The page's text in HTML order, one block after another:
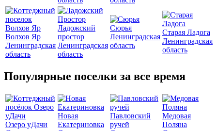
Волхов Яр
Ленинградская
область
Ладожский
простор
Ленинградская
область
Сюрья
Ленинградская
область
Старая Ладога
Ленинградская
область
Популярные поселки за все время
Озеро уДачи
Новая
Екатериновка
Павловский
ручей
Медовая
Поляна